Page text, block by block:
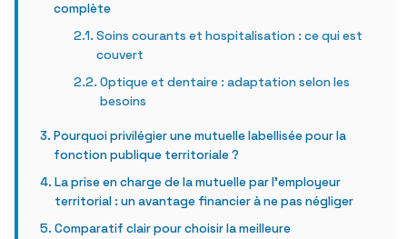
complète
Soins courants et hospitalisation : ce qui est
couvert
Optique et dentaire : adaptation selon les
besoins
Pourquoi privilégier une mutuelle labellisée pour la
fonction publique territoriale ?
La prise en charge de la mutuelle par l’employeur
territorial : un avantage financier à ne pas négliger
Comparatif clair pour choisir la meilleure